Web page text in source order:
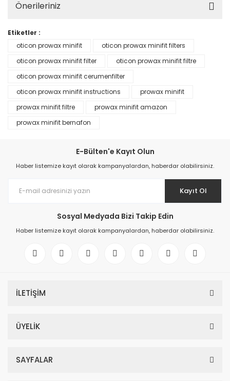
Önerileriniz
Etiketler :
oticon prowax minifit
oticon prowax minifit filters
oticon prowax minifit filter
oticon prowax minifit filtre
oticon prowax minifit cerumenfilter
oticon prowax minifit instructions
prowax minifit
prowax minifit filtre
prowax minifit amazon
prowax minifit bernafon
E-Bülten'e Kayıt Olun
Haber listemize kayıt olarak kampanyalardan, haberdar olabilirsiniz.
Kayıt Ol
Sosyal Medyada Bizi Takip Edin
Haber listemize kayıt olarak kampanyalardan, haberdar olabilirsiniz.
İLETİŞİM
ÜYELİK
SAYFALAR